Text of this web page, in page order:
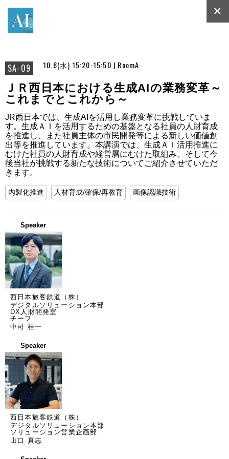
SA-09 10.8(水) 15:20-15:50 | RoomA
×
ＪＲ西日本における生成AIの業務変革～
これまでとこれから～
JR西日本では、生成AIを活用し業務変革に挑戦していま
す。生成ＡＩを活用するための基盤となる社員の人財育成
を推進し、また社員主体の市民開発等による新しい価値創
出等を推進しています。本講演では、生成ＡＩ活用推進に
むけた社員の人財育成や経営層にむけた取組み、そして今
後当社が挑戦する新たな技術についてご紹介させていただ
きます。
内製化推進 人材育成/確保/再教育 画像認識技術
Speaker
西日本旅客鉄道（株）
デジタルソリューション本部
DX人財開発室
チーフ
中司 桂一
Speaker
西日本旅客鉄道（株）
デジタルソリューション本部
ソリューション営業企画部
山口 真志